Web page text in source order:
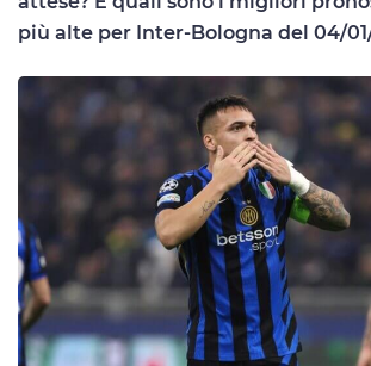
più alte per Inter-Bologna del 04/